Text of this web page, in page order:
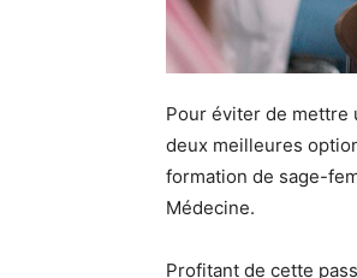
Pour éviter de mettre
deux meilleures
formation de sage-
Médecine.
Profitant de cette